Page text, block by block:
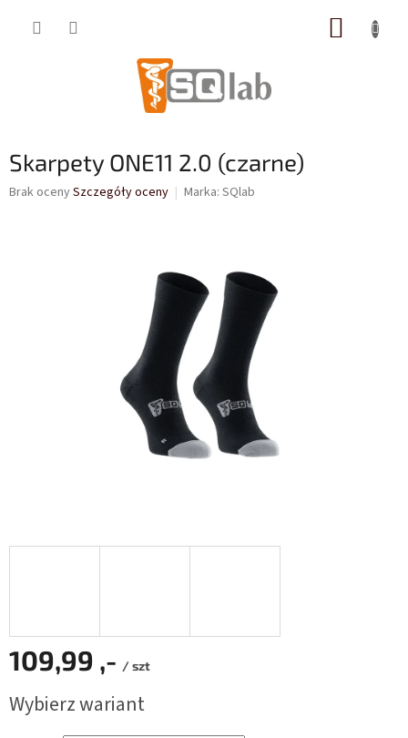
Skarpety ONE11 2.0 (czarne)
Średnia
Brak ocenySzczegóły oceny Marka: SQlab
109,99 ,- / szt
jednostkowa:
Wybierz wariant